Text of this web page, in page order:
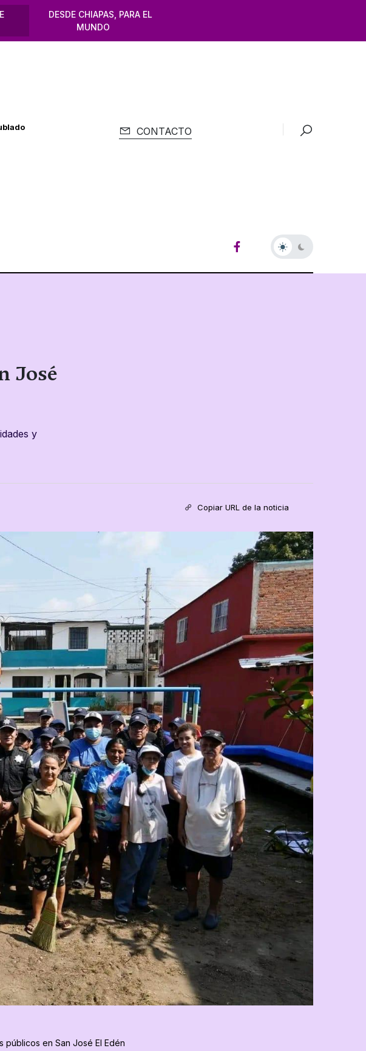
DESDE CHIAPAS, PARA EL
MUNDO
CONTACTO
José
y
Copiar URL de la noticia
públicos en San José El Edén